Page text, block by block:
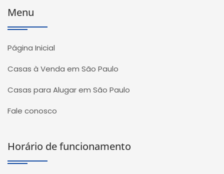
Menu
Página Inicial
Casas à Venda em São Paulo
Casas para Alugar em São Paulo
Fale conosco
Horário de funcionamento